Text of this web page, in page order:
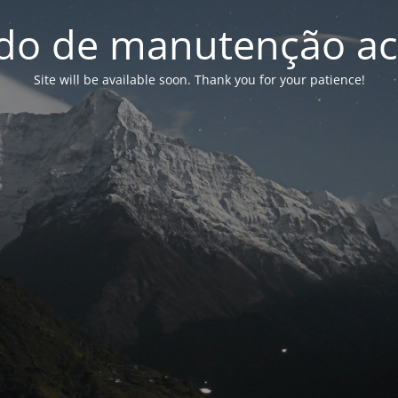
de manutenção
Site will be available soon. Thank you for your patience!